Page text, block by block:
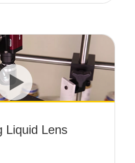
Liquid Lens